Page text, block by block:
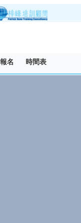
名 時間表